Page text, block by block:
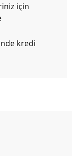
için
kredi